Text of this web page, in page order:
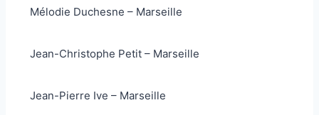
Mélodie Duchesne – Marseille
Jean-Christophe Petit – Marseille
Jean-Pierre Ive – Marseille